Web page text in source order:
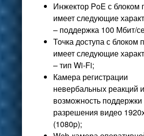
Инжектор PoE с блоком
имеет следующие
– поддержка 100 Мбит/
Точка доступа с блоком
имеет следующие
– тип Wi-Fi;
Камера регистрации
невербальных реакций
возможность поддержки
разрешения видео
(1080p);